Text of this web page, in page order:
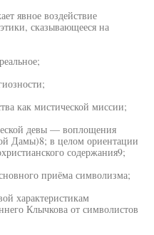
явное воздействие
сказывающееся на
как мистической миссии;
девы — воплощения
Дамы)8; в целом ориентации
содержания9;
приёма символизма;
характеристикам
Клычкова от символистов